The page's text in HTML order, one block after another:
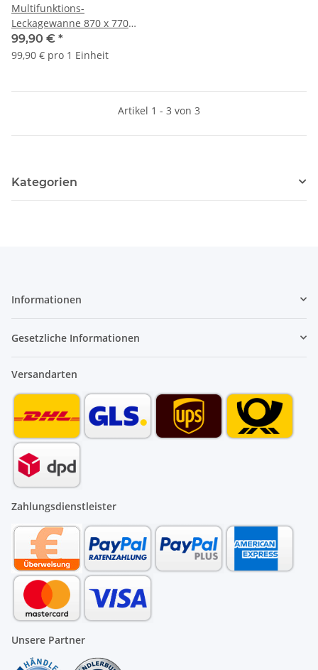
Multifunktions-
Leckagewanne 870 x 770
mm ohne Ablaufstutzen
99,90 € *
99,90 € pro 1 Einheit
Artikel 1 - 3 von 3
Kategorien
Informationen
Gesetzliche Informationen
Versandarten
Zahlungsdienstleister
Unsere Partner